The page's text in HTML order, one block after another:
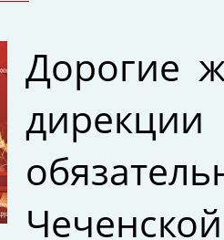
Дорогие